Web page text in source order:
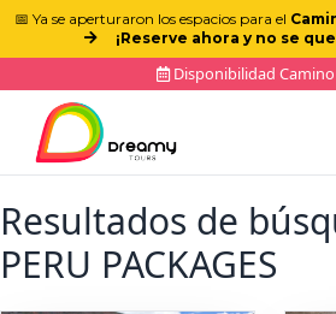
📅 Ya se aperturaron los espacios para el
¡Reserve ahora y no se
Disponibilidad Camino
Resultados de
PERU PACKAGES